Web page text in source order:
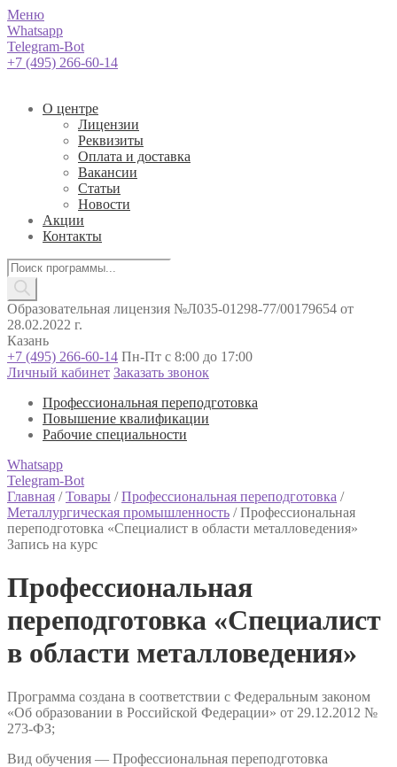
Меню
Whatsapp
Telegram-Bot
+7 (495) 266-60-14
О центре
Лицензии
Реквизиты
Оплата и доставка
Вакансии
Статьи
Новости
Акции
Контакты
Поиск
товаров
Образовательная лицензия №Л035-01298-77/00179654 от
28.02.2022 г.
Казань
+7 (495) 266-60-14 Пн-Пт с 8:00 до 17:00
Личный кабинет Заказать звонок
Профессиональная переподготовка
Повышение квалификации
Рабочие специальности
Whatsapp
Telegram-Bot
Главная /Товары /Профессиональная переподготовка /
Металлургическая промышленность /Профессиональная
переподготовка «Специалист в области металловедения»
Запись на курс
Профессиональная
переподготовка «Специалист
в области металловедения»
Программа создана в соответствии с Федеральным законом
«Об образовании в Российской Федерации» от 29.12.2012 №
273-ФЗ;
Вид обучения — Профессиональная переподготовка